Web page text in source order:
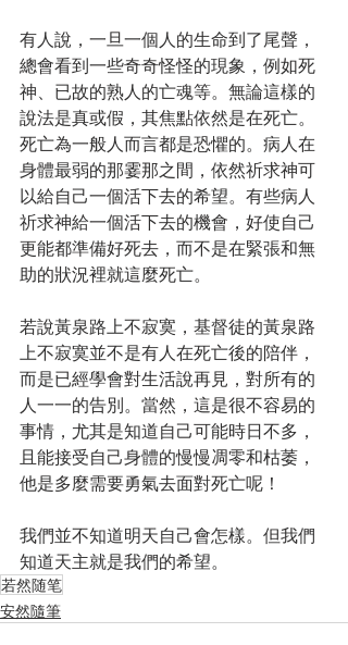
有人說，一旦一個人的生命到了尾聲，
總會看到一些奇奇怪怪的現象，例如死
神、已故的熟人的亡魂等。無論這樣的
說法是真或假，其焦點依然是在死亡。
死亡為一般人而言都是恐懼的。病人在
身體最弱的那霎那之間，依然祈求神可
以給自己一個活下去的希望。有些病人
祈求神給一個活下去的機會，好使自己
更能都準備好死去，而不是在緊張和無
助的狀況裡就這麼死亡。
若說黃泉路上不寂寞，基督徒的黃泉路
上不寂寞並不是有人在死亡後的陪伴，
而是已經學會對生活說再見，對所有的
人一一的告別。當然，這是很不容易的
事情，尤其是知道自己可能時日不多，
且能接受自己身體的慢慢凋零和枯萎，
他是多麼需要勇氣去面對死亡呢！
我們並不知道明天自己會怎樣。但我們
知道天主就是我們的希望。
若然随笔
安然隨筆